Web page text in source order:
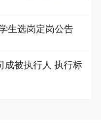
生选岗定岗公告
成被执行人 执行标